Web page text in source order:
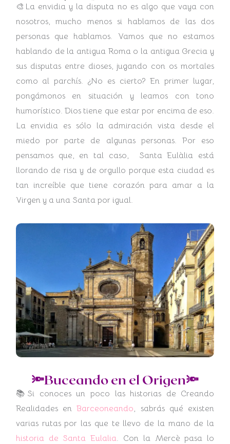
🎨La envidia y la disputa no es algo que vaya con
nosotros, mucho menos si hablamos de las dos
personas que hablamos. Vamos que no estamos
hablando de la antigua Roma o la antigua Grecia y
sus disputas entre dioses, jugando con os mortales
como al parchís. ¿No es cierto? En primer lugar,
pongámonos en situación y leamos con tono
humorístico. Dios tiene que estar por encima de eso.
La envidia es sólo la admiración vista desde el
miedo por parte de algunas personas. Por eso
pensamos que, en tal caso, Santa Eulàlia está
llorando de risa y de orgullo porque esta ciudad es
tan increíble que tiene corazón para amar a la
Virgen y a una Santa por igual.
🔦Buceando en el Origen🔦
📚Si conoces un poco las historias de Creando
Realidades enBarceoneando, sabrás qué existen
varias rutas por las que te llevo de la mano de la
historia de Santa Eulalia. Con la Mercè pasa lo